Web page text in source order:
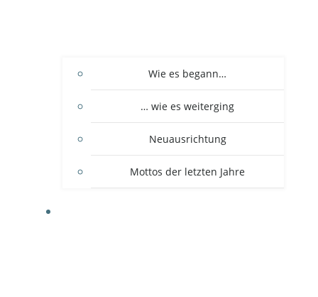
Wie es begann…
… wie es weiterging
Neuausrichtung
Mottos der letzten Jahre